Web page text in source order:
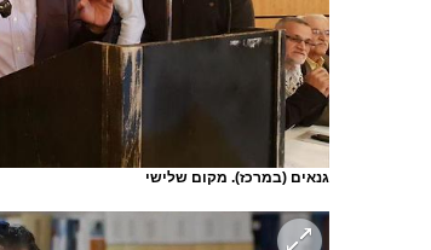
גנאים (במרכז). מקום שלישי